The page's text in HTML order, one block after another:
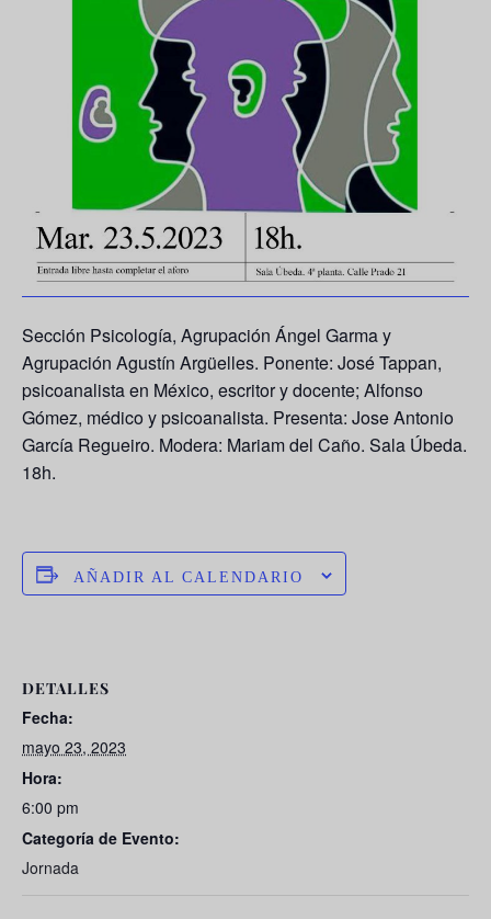
Sección Psicología, Agrupación Ángel Garma y
Agrupación Agustín Argüelles. Ponente: José Tappan,
psicoanalista en México, escritor y docente; Alfonso
Gómez, médico y psicoanalista. Presenta: Jose Antonio
García Regueiro. Modera: Mariam del Caño. Sala Úbeda.
18h.
AÑADIR AL CALENDARIO
DETALLES
Fecha:
mayo 23, 2023
Hora:
6:00 pm
Categoría de Evento:
Jornada